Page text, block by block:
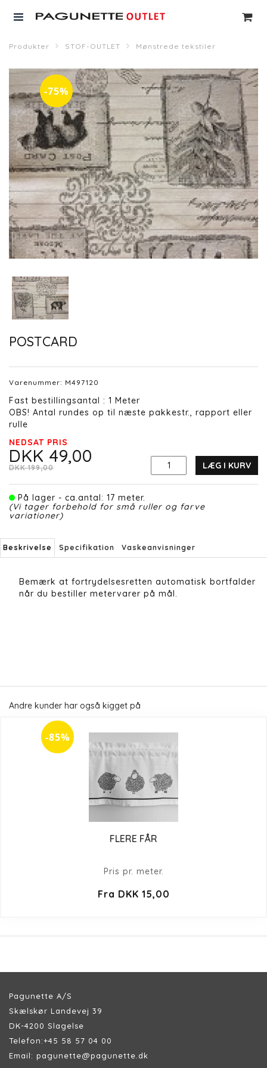
Produkter STOF-OUTLET Mønstrede tekstiler
-75%
POSTCARD
Varenummer: M497120
Fast bestillingsantal : 1 Meter
OBS! Antal rundes op til næste pakkestr., rapport eller
rulle
NEDSAT PRIS
DKK 49,00
DKK 199,00 LÆG I KURV
På lager - ca.antal: 17 meter.
(Vi tager forbehold for små ruller og farve
variationer)
Beskrivelse Specifikation Vaskeanvisninger
Bemærk at fortrydelsesretten automatisk bortfalder
når du bestiller metervarer på mål.
Andre kunder har også kigget på
-85%
FLERE FÅR
Pris pr. meter.
Fra DKK 15,00
Pagunette A/S
Skælskør Landevej 39
DK-4200 Slagelse
Telefon:+45 58 57 04 00
Email: pagunette@pagunette.dk